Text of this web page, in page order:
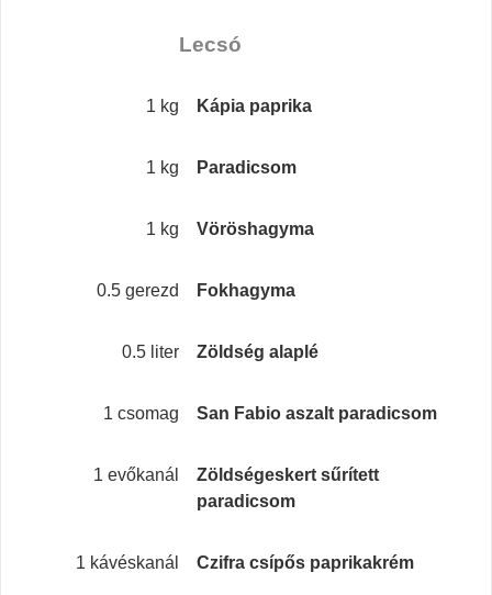
Lecsó
1 kg Kápia paprika
1 kg Paradicsom
1 kg Vöröshagyma
0.5 gerezd Fokhagyma
0.5 liter Zöldség alaplé
1 csomag San Fabio aszalt paradicsom
1 evőkanál
Zöldségeskert sűrített
paradicsom
1 kávéskanál Czifra csípős paprikakrém